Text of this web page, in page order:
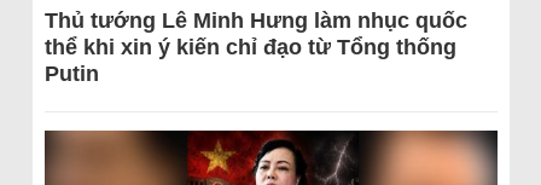
Thủ tướng Lê Minh Hưng làm nhục quốc
thể khi xin ý kiến chỉ đạo từ Tổng thống
Putin